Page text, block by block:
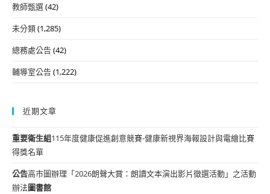
教師甄選(42)
未分類(1,285)
總務處公告(42)
輔導室公告(1,222)
近期文章
重要衛生組115年度健康促進創意競賽-健康新視界海報設計與電繪比賽
得獎名單
公告高市圖辦理「2026朗聲大賞：朗讀文本演出影片徵選活動」之活動
辦法圖書館